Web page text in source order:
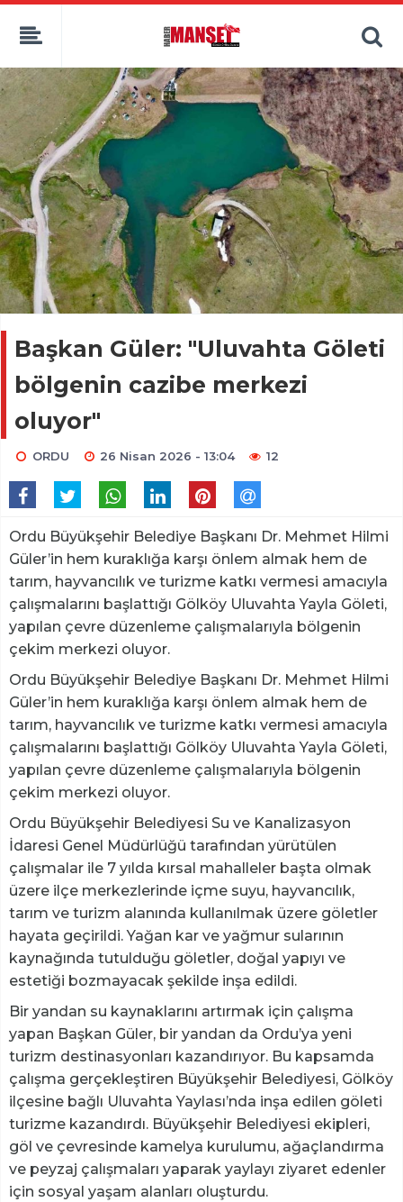
Başkan Güler: "Uluvahta Göleti
bölgenin cazibe merkezi
oluyor"
ORDU 26 Nisan 2026 - 13:04 12
Ordu Büyükşehir Belediye Başkanı Dr. Mehmet Hilmi
Güler’in hem kuraklığa karşı önlem almak hem de
tarım, hayvancılık ve turizme katkı vermesi amacıyla
çalışmalarını başlattığı Gölköy Uluvahta Yayla Göleti,
yapılan çevre düzenleme çalışmalarıyla bölgenin
çekim merkezi oluyor.
Ordu Büyükşehir Belediye Başkanı Dr. Mehmet Hilmi
Güler’in hem kuraklığa karşı önlem almak hem de
tarım, hayvancılık ve turizme katkı vermesi amacıyla
çalışmalarını başlattığı Gölköy Uluvahta Yayla Göleti,
yapılan çevre düzenleme çalışmalarıyla bölgenin
çekim merkezi oluyor.
Ordu Büyükşehir Belediyesi Su ve Kanalizasyon
İdaresi Genel Müdürlüğü tarafından yürütülen
çalışmalar ile 7 yılda kırsal mahalleler başta olmak
üzere ilçe merkezlerinde içme suyu, hayvancılık,
tarım ve turizm alanında kullanılmak üzere göletler
hayata geçirildi. Yağan kar ve yağmur sularının
kaynağında tutulduğu göletler, doğal yapıyı ve
estetiği bozmayacak şekilde inşa edildi.
Bir yandan su kaynaklarını artırmak için çalışma
yapan Başkan Güler, bir yandan da Ordu’ya yeni
turizm destinasyonları kazandırıyor. Bu kapsamda
çalışma gerçekleştiren Büyükşehir Belediyesi, Gölköy
ilçesine bağlı Uluvahta Yaylası’nda inşa edilen göleti
turizme kazandırdı. Büyükşehir Belediyesi ekipleri,
göl ve çevresinde kamelya kurulumu, ağaçlandırma
ve peyzaj çalışmaları yaparak yaylayı ziyaret edenler
için sosyal yaşam alanları oluşturdu.